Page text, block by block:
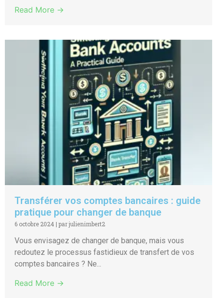
Read More →
Transférer vos comptes bancaires : guide
pratique pour changer de banque
6 octobre 2024 | par julienimbert2
Vous envisagez de changer de banque, mais vous
redoutez le processus fastidieux de transfert de vos
comptes bancaires ? Ne...
Read More →